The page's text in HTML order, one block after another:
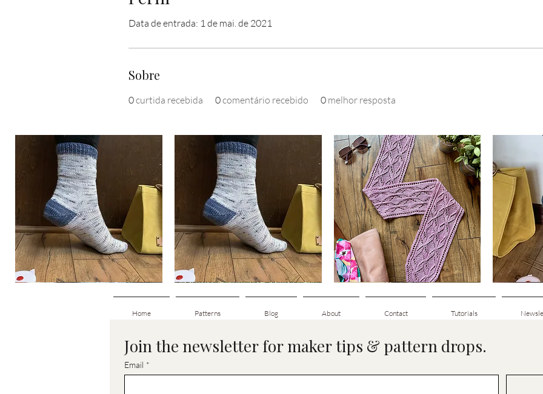
Data de entrada: 1 de mai. de 2021
Sobre
0curtida recebida 0comentário recebido 0 melhor resposta
Visualização rápida
Basic
Visualização rápida
Basic
Up
Visualização rápida
Clematis
Basic
Down
Home Patterns Blog About Contact Tutorials
Join the newsletter for maker tips & pattern drops.
Email *